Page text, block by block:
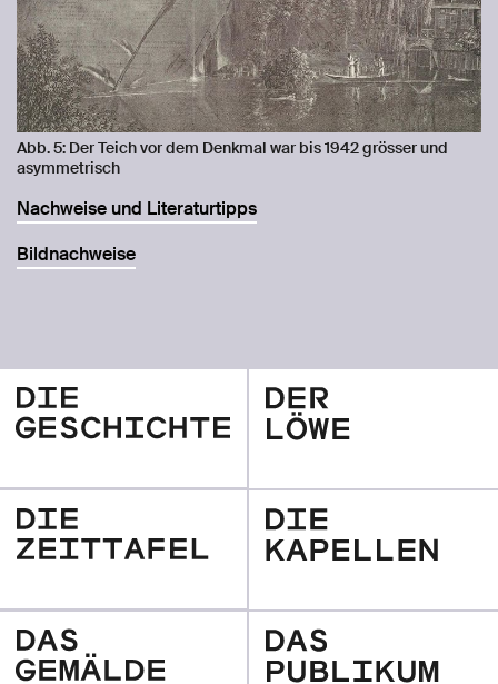
Abb. 5: Der Teich vor dem Denkmal war bis 1942 grösser und
asymmetrisch
Nachweise und Literaturtipps
Bildnachweise
Geschichte Löwe
Zeittafel Kapellen